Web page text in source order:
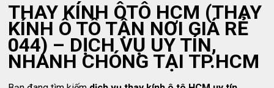
THAY KÍNH ÔTÔ HCM (THAY
KÍNH Ô TÔ TẬN NƠI GIÁ RẺ
044) – DỊCH VỤ UY TÍN,
NHANH CHÓNG TẠI TP.HCM